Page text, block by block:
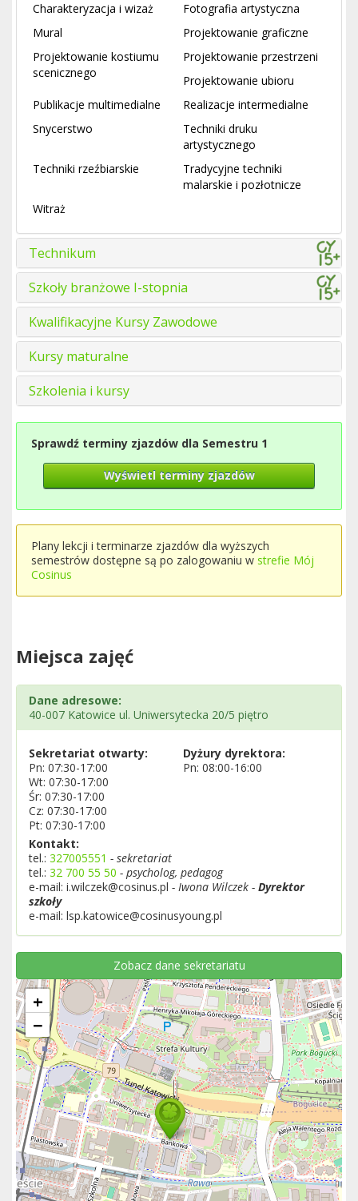
Charakteryzacja i wizaż
Fotografia artystyczna
Mural
Projektowanie graficzne
Projektowanie kostiumu
scenicznego
Projektowanie przestrzeni
Projektowanie ubioru
Publikacje multimedialne
Realizacje intermedialne
Snycerstwo
Techniki druku
artystycznego
Techniki rzeźbiarskie
Tradycyjne techniki
malarskie i pozłotnicze
Witraż
Technikum
Szkoły branżowe I-stopnia
Kwalifikacyjne Kursy Zawodowe
Kursy maturalne
Szkolenia i kursy
Sprawdź terminy zjazdów dla Semestru 1
Wyświetl terminy zjazdów
Plany lekcji i terminarze zjazdów dla wyższych
semestrów dostępne są po zalogowaniu w strefie Mój
Cosinus
Miejsca zajęć
Dane adresowe:
40-007 Katowice ul. Uniwersytecka 20/5 piętro
Sekretariat otwarty:
Pn: 07:30-17:00
Wt: 07:30-17:00
Śr: 07:30-17:00
Cz: 07:30-17:00
Pt: 07:30-17:00
Dyżury dyrektora:
Pn: 08:00-16:00
Kontakt:
tel.: 327005551 - sekretariat
tel.: 32 700 55 50 - psycholog, pedagog
e-mail: i.wilczek@cosinus.pl - Iwona Wilczek - Dyrektor
szkoły
e-mail: lsp.katowice@cosinusyoung.pl
Zobacz dane sekretariatu
+
−